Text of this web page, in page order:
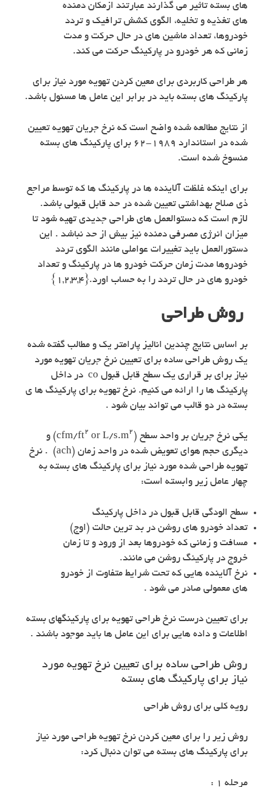
های بسته تاثیر می گذارند عبارتند ازمکان دمنده
های تغذیه و تخلیه، الگوی کشش ترافیک و تردد
خودروها، تعداد ماشین های در حال حرکت و مدت
زمانی که هر خودرو در پارکینگ حرکت می کند.
هر طراحی کاربردی برای معین کردن تهویه مورد نیاز برای
پارکینگ های بسته باید در برابر این عامل ها مسئول باشد.
از نتایج مطالعه شده واضح است که نرخ جریان تهویه تعیین
شده در استاندارد ۱۹۸۹-۶۲ برای پارکینگ های بسته
منسوخ شده است.
برای اینکه غلظت آلاینده ها در پارکینگ ها که توسط مراجع
ذی صلاح بهداشتی تعیین شده در حد قابل قبولی باشد.
لازم است که دستوالعمل های طراحی جدیدی تهیه شود تا
میزان انرژی مصرفی دمنده نیز بیش از حد نباشد . این
دستورالعمل باید تغییرات عواملی مانند الگوی تردد
خودروها مدت زمان حرکت خودرو ها در پارکینگ و تعداد
خودرو های در حال تردد را به حساب اورد.{۱,۲,۳,۴}
روش طراحی
بر اساس نتایج چندین انالیز پارامتر یک و مطالب گفته شده
یک روش طراحی ساده برای تعیین نرخ جریان تهویه مورد
نیاز برای بر قراری یک سطح قابل قبول co در داخل
پارکینگ ها را ارائه می کنیم. نرخ تهویه برای پارکینگ ها ی
بسته در دو قالب می تواند بیان شود .
یکی نرخ جریان بر واحد سطح (cfm/ft ۲ or L/s.m۲
) و
دیگری حجم هوای تعویض شده در واحد زمان (ach) . نرخ
تهویه طراحی شده مورد نیاز برای پارکینگ های بسته به
چهار عامل زیر وابسته است:
سطح الودگی قابل قبول در داخل پارکینگ
تعداد خودرو های روشن در بد ترین حالت (اوج)
مسافت و زمانی که خودروها بعد از ورود و تا زمان
خروج در پارکینگ روشن می مانند.
نرخ آلاینده هایی که تحت شرایط متفاوت از خودرو
های معمولی صادر می شود .
برای تعیین درست نرخ طراحی تهویه برای پارکینگهای بسته
اطلاعات و داده هایی برای این عامل ها باید موجود باشند .
روش طراحی ساده برای تعیین نرخ تهویه مورد
نیاز برای پارکینگ های بسته
رویه کلی برای روش طراحی
روش زیر را برای معین کردن نرخ تهویه طراحی مورد نیاز
برای پارکینگ های بسته می توان دنبال کرد:
مرحله ۱ :